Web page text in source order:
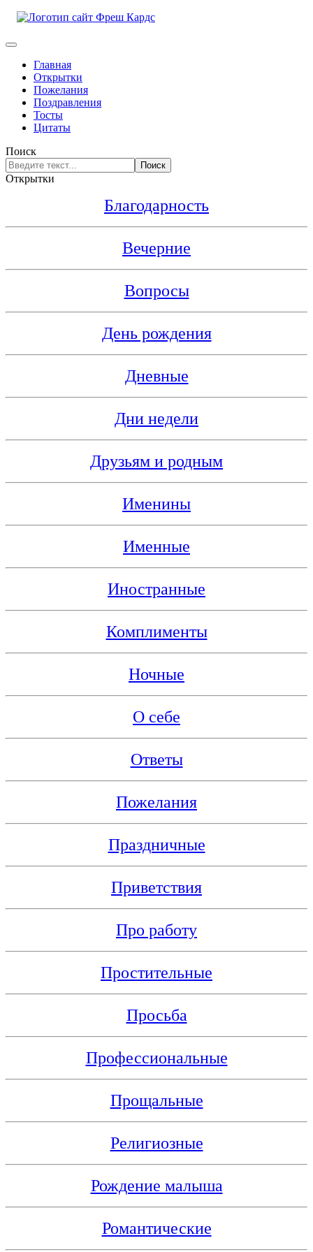
Главная
Открытки
Пожелания
Поздравления
Тосты
Цитаты
Поиск
Поиск
Открытки
Благодарность
Вечерние
Вопросы
День рождения
Дневные
Дни недели
Друзьям и родным
Именины
Именные
Иностранные
Комплименты
Ночные
О себе
Ответы
Пожелания
Праздничные
Приветствия
Про работу
Простительные
Просьба
Профессиональные
Прощальные
Религиозные
Рождение малыша
Романтические